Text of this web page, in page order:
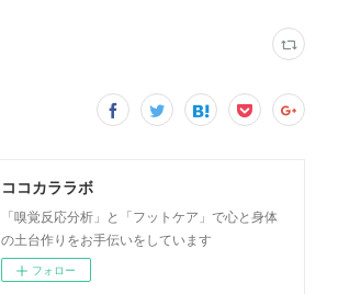
ココカララボ
「嗅覚反応分析」と「フットケア」で心と身体
の土台作りをお手伝いをしています
フォロー